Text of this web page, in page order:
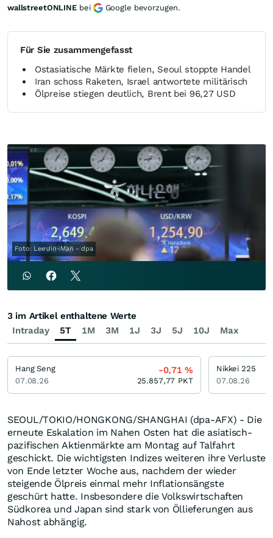
Für Sie zusammengefasst
Ostasiatische Märkte fielen, Seoul stoppte Handel
Iran schoss Raketen, Israel antwortete militärisch
Ölpreise stiegen deutlich, Brent bei 96,27 USD
Foto: Lee Jin-Man - dpa
SEOUL/TOKIO/HONGKONG/SHANGHAI (dpa-AFX) - Die
erneute Eskalation im Nahen Osten hat die asiatisch-
pazifischen Aktienmärkte am Montag auf Talfahrt
geschickt. Die wichtigsten Indizes weiteren ihre Verluste
von Ende letzter Woche aus, nachdem der wieder
steigende Ölpreis einmal mehr Inflationsängste
geschürt hatte. Insbesondere die Volkswirtschaften
Südkorea und Japan sind stark von Öllieferungen aus
Nahost abhängig.
wallstreetONLINE bei Google bevorzugen.
Intraday 5T 1M 3M 1J 3J 5J 10J Max
3 im Artikel enthaltene Werte
Hang Seng
07.08.26
-0,71%
25.857,77 PKT
Nikkei 225
07.08.26